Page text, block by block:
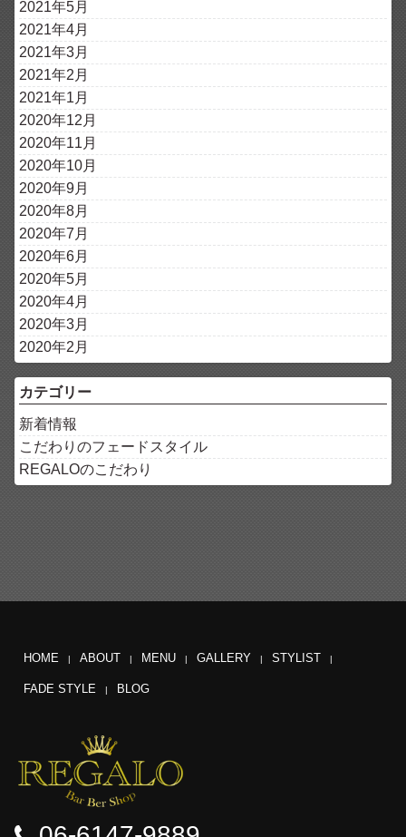
2021年5月
2021年4月
2021年3月
2021年2月
2021年1月
2020年12月
2020年11月
2020年10月
2020年9月
2020年8月
2020年7月
2020年6月
2020年5月
2020年4月
2020年3月
2020年2月
カテゴリー
新着情報
こだわりのフェードスタイル
REGALOのこだわり
HOME ABOUT MENU GALLERY STYLIST
FADE STYLE BLOG